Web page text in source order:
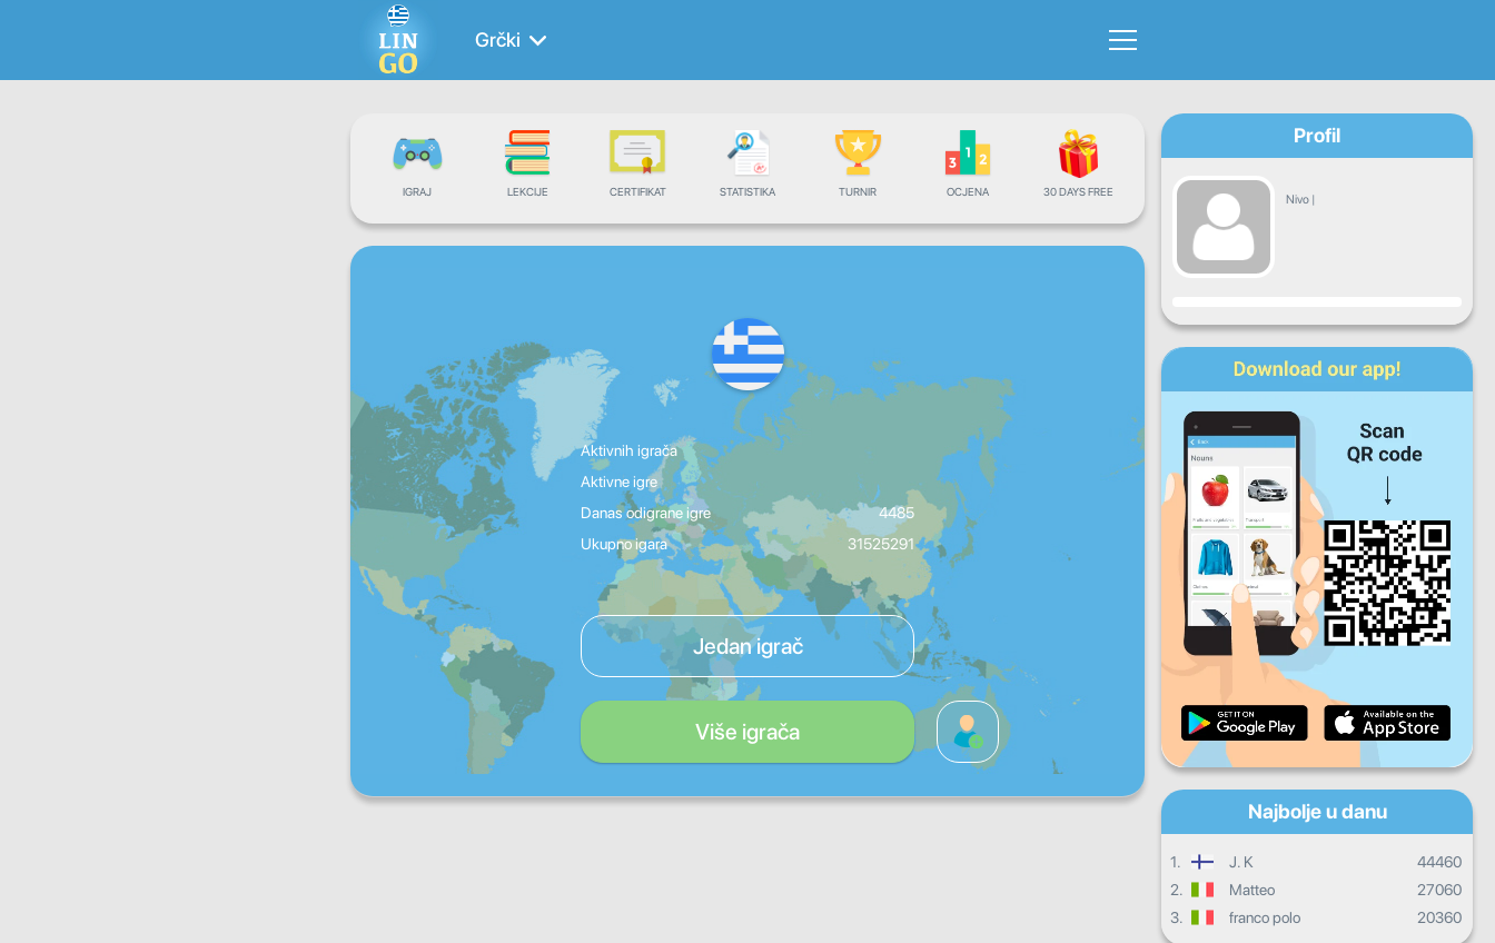
Grčki
IGRAJ LEKCIJE CERTIFIKAT STATISTIKA TURNIR OCJENA 30 DAYS FREE
Aktivnih igrača
Aktivne igre
Danas odigrane igre
4485
Ukupno igara
31525291
Jedan igrač
Više igrača
Profil
Nivo |
Napredak
Pon Sri Čet
Sub Ned
Dnevni progres
Mjesečni progres
Ukupni progres
Najbolje u danu
1. J. K
44460
2.
Matteo
27060
3.
franco polo 20360